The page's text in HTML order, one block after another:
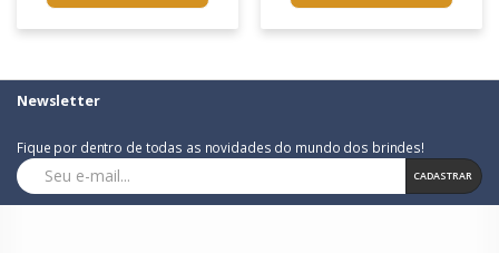
Newsletter
Fique por dentro de todas as novidades do mundo dos brindes!
CADASTRAR